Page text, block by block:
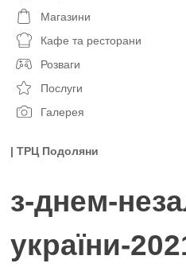
Магазини
Кафе та ресторани
Розваги
Послуги
Галерея
| ТРЦ Подоляни
з-днем-
україни-